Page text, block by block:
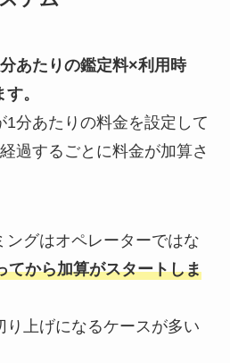
分あたりの鑑定料×利用時
。
1分あたりの料金を設定して
過するごとに料金が加算さ
ングはオペレーターではな
てから加算がスタートしま
り上げになるケースが多い